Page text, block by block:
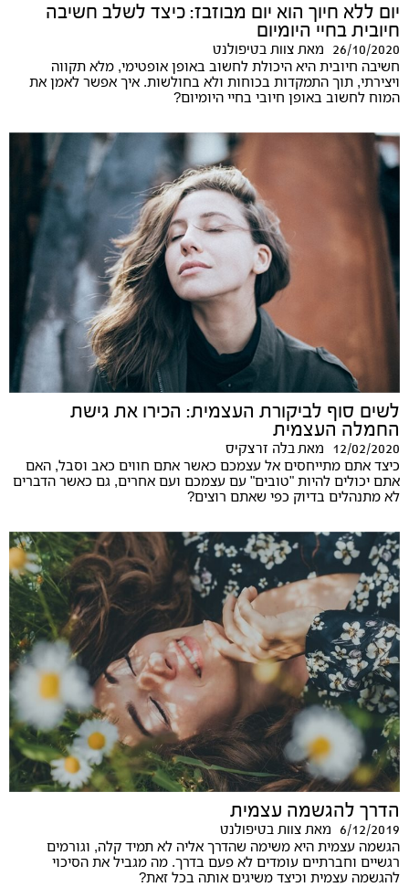
יום ללא חיוך הוא יום מבוזבז: כיצד לשלב חשיבה
חיובית בחיי היומיום
26/10/2020 מאת צוות בטיפולנט
חשיבה חיובית היא היכולת לחשוב באופן אופטימי, מלא תקווה
ויצירתי, תוך התמקדות בכוחות ולא בחולשות. איך אפשר לאמן את
המוח לחשוב באופן חיובי בחיי היומיום?
לשים סוף לביקורת העצמית: הכירו את גישת
החמלה העצמית
12/02/2020 מאתבלה זרצקיס
כיצד אתם מתייחסים אל עצמכם כאשר אתם חווים כאב וסבל, האם
אתם יכולים להיות "טובים" עם עצמכם ועם אחרים, גם כאשר הדברים
לא מתנהלים בדיוק כפי שאתם רוצים?
הדרך להגשמה עצמית
6/12/2019 מאת צוות בטיפולנט
הגשמה עצמית היא משימה שהדרך אליה לא תמיד קלה, וגורמים
רגשיים וחברתיים עומדים לא פעם בדרך. מה מגביל את הסיכוי
להגשמה עצמית וכיצד משיגים אותה בכל זאת?